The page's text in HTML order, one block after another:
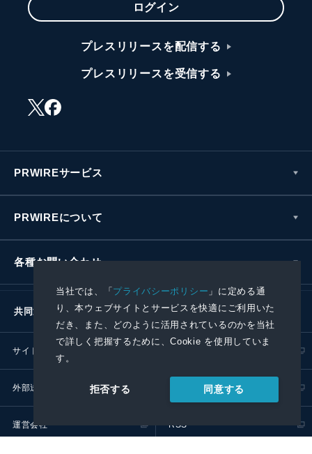
当社では、「プライバシーポリシー 」に定める通
り、本ウェブサイトとサービスを快適にご利用いた
だき、また、どのように活用されているのかを当社
で詳しく把握するために、Cookie を使用していま
す。
拒否する 同意する
ログイン
プレスリリースを配信する
プレスリリースを受信する
PRWIREサービス
PRWIREについて
各種お問い合わせ
共同通信社グループ
サイトポリシー
外部送信ポリシー プレスリリース取扱基準
運営会社 RSS